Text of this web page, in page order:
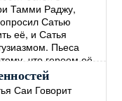
Тамми Раджу,
Сатью
её, и Сатья
Пьеса
что героем её
но, главным
в том, что
Саи Говорит